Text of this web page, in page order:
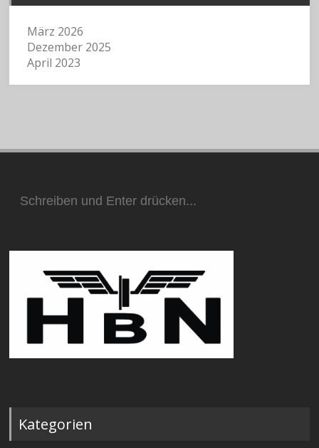
März 2026
Dezember 2025
April 2023
nach:
Kategorien